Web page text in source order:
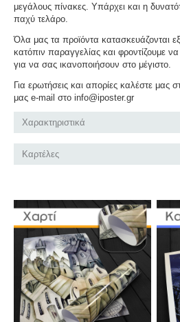
μεγάλους πίνακες. Υπάρχει και η
παχύ τελάρο.
Όλα μας τα προϊόντα κατασκευάζονται
κατόπιν παραγγελίας και φροντίζουμε
για να σας ικανοποιήσουν στο μέγιστο.
Για ερωτήσεις και απορίες καλέστε μας
μας e-mail στο info@iposter.gr
Χαρακτηριστικά
Καρτέλες